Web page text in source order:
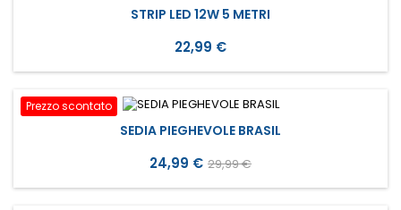
STRIP LED 12W 5 METRI
Prezzo
22,99 €
Prezzo scontato
SEDIA PIEGHEVOLE BRASIL
Prezzo
24,99 € Prezzo
base
29,99 €